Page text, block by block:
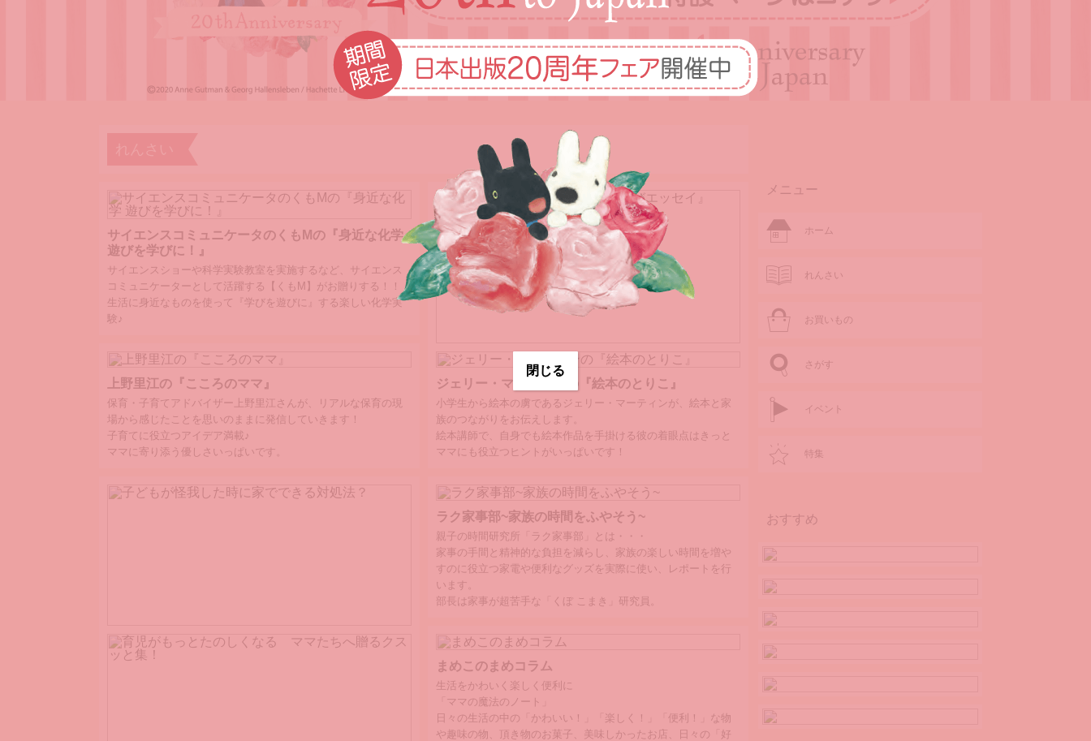
サイエンスコミュニケータのくもMの『身近な化学
遊びを学びに！』
サイエンスショーや科学実験教室を実施するなど、サイエンス
コミュニケーターとして活躍する【くもM】がお贈りする！！
生活に身近なものを使って『学びを遊びに』する楽しい化学実
験♪
はっとりまり研究員の『こもれびエッセイ』
イラストレーター、絵本創作家『はっとりまりさん』の暖かい
こもれびのようなイラストと、家族とのできごとや赤ちゃんの
成長を記したエッセイ集♪
ママを包み込む優しい時間をお楽しみください。
上野里江の『こころのママ』
保育・子育てアドバイザー上野里江さんが、リアルな保育の現
場から感じたことを思いのままに発信していきます！
子育てに役立つアイデア満載♪
ママに寄り添う優しさいっぱいです。
ジェリー・マーティンの『絵本のとりこ』
小学生から絵本の虜であるジェリー・マーティンが、絵本と家
族のつながりをお伝えします。
絵本講師で、自身でも絵本作品を手掛ける彼の着眼点はきっと
ママにも役立つヒントがいっぱいです！
子どもが怪我した時に家でできる対処法？
子どもが怪我した時に家でできる対処法を色々なケースを交え
ラク家事部~家族の時間をふやそう~
親子の時間研究所「ラク家事部」とは・・・
家事の手間と精神的な負担を減らし、家族の楽しい時間を増や
すのに役立つ家電や便利なグッズを実際に使い、レポートを行
います。
部長は家事が超苦手な「くぼ こまき」研究員。
まめこのまめコラム
生活をかわいく楽しく便利に
「ママの魔法のノート」
日々の生活の中の「かわいい！」「楽しく！」「便利！」な物
や趣味の物、頂き物のお菓子、美味しかったお店、日々の「好
メニュー
ホーム
れんさい
お買いもの
さがす
イベント
特集
おすすめ
閉じる